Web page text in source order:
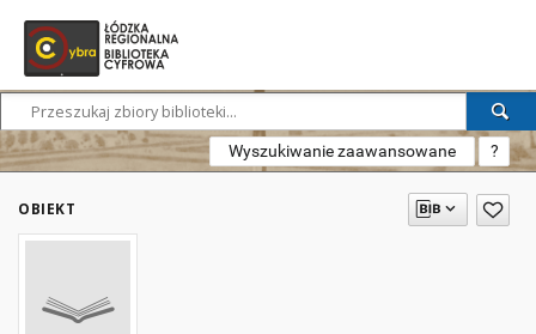
Wyszukiwanie zaawansowane ?
OBIEKT